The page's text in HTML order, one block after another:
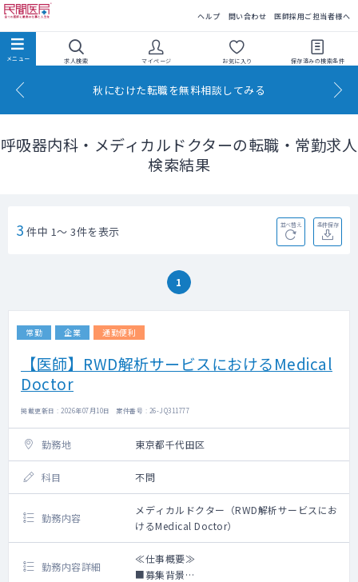
ヘルプ 問い合わせ 医師採用ご担当者様へ
求人検索 マイページ お気に入り 保存済みの検索条件
秋にむけた転職を無料相談してみる
呼吸器内科・メディカルドクターの転職・常勤求人
検索結果
3 件中 1～ 3件を表示 並べ替え 条件保存
1
常勤 企業 通勤便利
【医師】RWD解析サービスにおけるMedical
Doctor
掲載更新日 : 2026年07月10日 案件番号 : 26-JQ311777
勤務地 東京都千代田区
科目 不問
勤務内容
メディカルドクター（RWD解析サービスにお
けるMedical Doctor）
勤務内容詳細
≪仕事概要≫
■募集背景